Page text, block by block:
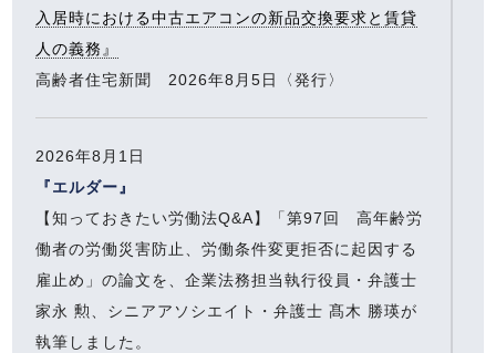
入居時における中古エアコンの新品交換要求と賃貸
人の義務』
高齢者住宅新聞 2026年8月5日〈発行〉
2026年8月1日
『エルダー』
【知っておきたい労働法Q&A】「第97回 高年齢労
働者の労働災害防止、労働条件変更拒否に起因する
雇止め」の論文を、企業法務担当執行役員・弁護士
家永 勲、シニアアソシエイト・弁護士 髙木 勝瑛が
執筆しました。